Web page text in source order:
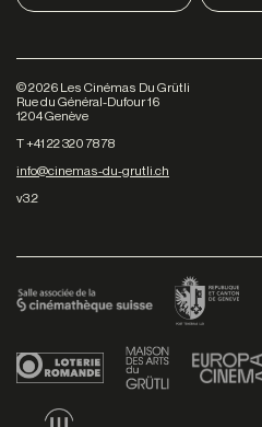
©2026 Les Cinémas Du Grütli
Rue du Général-Dufour 16
1204 Genève
T +41 22 320 78 78
info@cinemas-du-grutli.ch
v3.2